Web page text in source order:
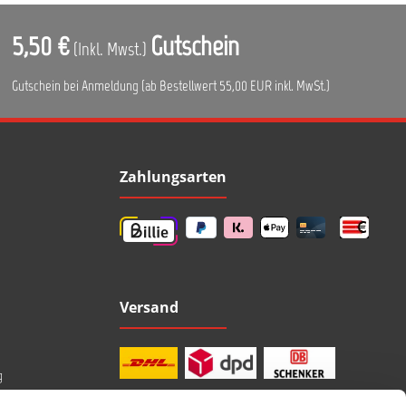
5,50 € (Inkl. Mwst.) Gutschein
Gutschein bei Anmeldung (ab Bestellwert 55,00 EUR inkl. MwSt.)
Zahlungsarten
Versand